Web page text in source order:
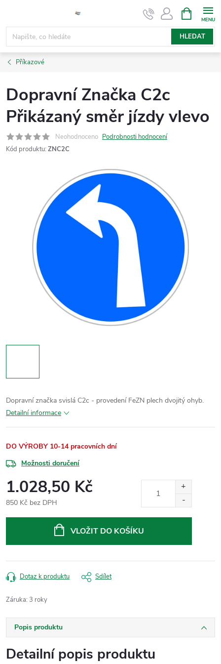
obsah
HLEDAT
NÁKUPNÍ
KOŠÍK
Příkazové
Dopravní Značka C2c
Přikázaný směr jízdy vlevo
Neohodnoceno Podrobnosti hodnocení
Kód produktu: ZNC2C
Dopravní značka svislá C2c - provedení FeZN plech dvojitý ohyb.
Detailní informace
DO VÝROBY 10-14 pracovních dní
Možnosti doručení
1.028,50 Kč
850 Kč bez DPH
VLOŽIT DO KOŠÍKU
Dotaz k produktu Sdílet
Záruka: 3 roky
Popis produktu
Detailní popis produktu